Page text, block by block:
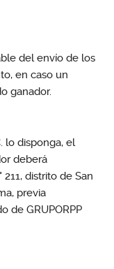
del envío de los
en caso un
ganador.
lo disponga, el
deberá
distrito de San
previa
de GRUPORPP